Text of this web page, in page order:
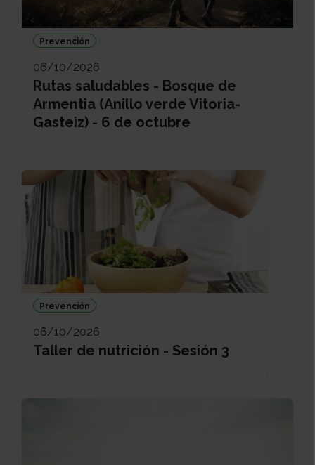
Prevención
06/10/2026
Rutas saludables - Bosque de
Armentia (Anillo verde Vitoria-
Gasteiz) - 6 de octubre
Prevención
06/10/2026
Taller de nutrición - Sesión 3